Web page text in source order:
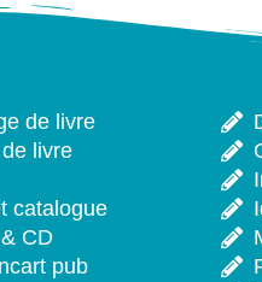
de livre
livre
catalogue
CD
pub